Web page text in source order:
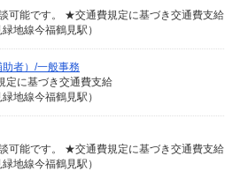
可能です。 ★交通費規定に基づき交通費支給
地線今福鶴見駅）
者）/一般事務
に基づき交通費支給
地線今福鶴見駅）
可能です。 ★交通費規定に基づき交通費支給
地線今福鶴見駅）